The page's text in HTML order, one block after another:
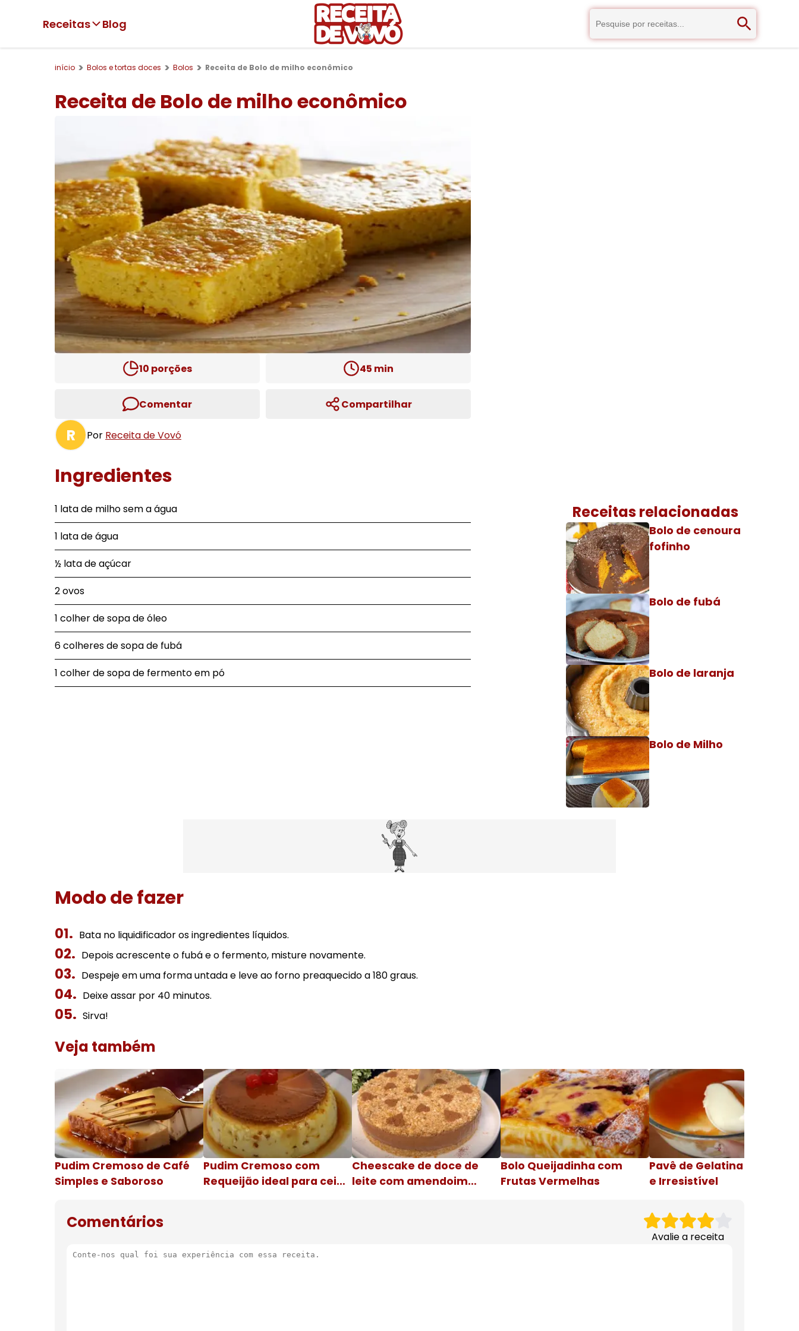
Receitas Blog
início Bolos e tortas doces Bolos Receita de Bolo de milho econômico
Receita de Bolo de milho econômico
10 porções 45 min
Comentar Compartilhar
R Por Receita de Vovó
Ingredientes
1 lata de milho sem a água
1 lata de água
½ lata de açúcar
2 ovos
1 colher de sopa de óleo
6 colheres de sopa de fubá
1 colher de sopa de fermento em pó
Receitas relacionadas
Bolo de cenoura
fofinho
Bolo de fubá
Bolo de laranja
Bolo de Milho
Modo de fazer
Bata no liquidificador os ingredientes líquidos.
Depois acrescente o fubá e o fermento, misture novamente.
Despeje em uma forma untada e leve ao forno preaquecido a 180 graus.
Deixe assar por 40 minutos.
Sirva!
Veja também
Pudim Cremoso de Café
Simples e Saboroso
Pudim Cremoso com
Requeijão ideal para ceia
Cheescake de doce de
leite com amendoim
Bolo Queijadinha com
Frutas Vermelhas
Pavê de Gelatina Cremosa
e Irresistível
Comentários
Avalie a receita